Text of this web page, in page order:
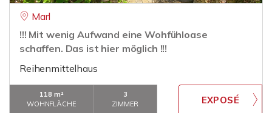
Marl
!!! Mit wenig Aufwand eine Wohfühloase
schaffen. Das ist hier möglich !!!
Reihenmittelhaus
118 m²
WOHNFLÄCHE
3
ZIMMER